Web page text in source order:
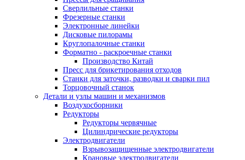
Сверлильные станки
Фрезерные станки
Электронные линейки
Дисковые пилорамы
Круглопалочные станки
Форматно - раскроечные станки
Производство Китай
Пресс для брикетирования отходов
Станки для заточки, разводки и сварки пил
Торцовочный станок
Детали и узлы машин и механизмов
Воздухосборники
Редукторы
Редукторы червячные
Цилиндрические редукторы
Электродвигатели
Взрывозащищенные электродвигатели
Крановые электродвигатели